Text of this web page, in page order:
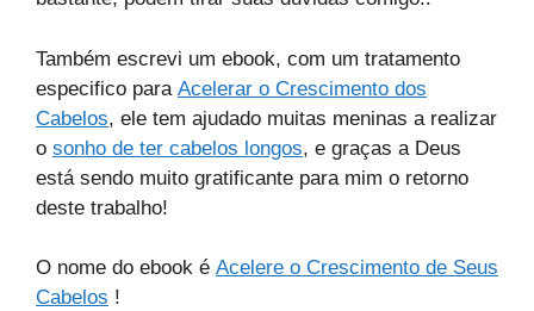
Também escrevi um ebook, com um tratamento
especifico para Acelerar o Crescimento dos
Cabelos, ele tem ajudado muitas meninas a realizar
o sonho de ter cabelos longos, e graças a Deus
está sendo muito gratificante para mim o retorno
deste trabalho!
O nome do ebook é Acelere o Crescimento de Seus
Cabelos !